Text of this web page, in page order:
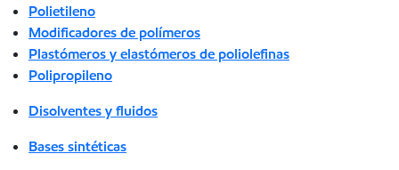
Polietileno
Modificadores de polímeros
Plastómeros y elastómeros de poliolefinas
Polipropileno
Disolventes y fluidos
Bases sintéticas